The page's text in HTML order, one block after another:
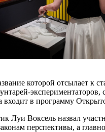
которой отсылает к
в программу
Луи Воксель назвал
перспективы, а